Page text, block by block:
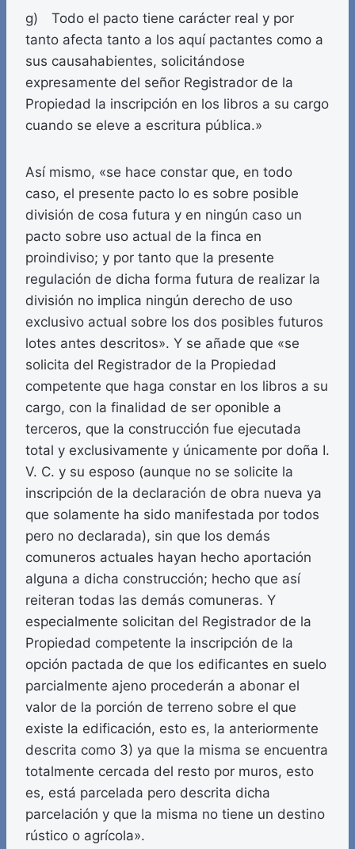
g) Todo el pacto tiene carácter real y por
tanto afecta tanto a los aquí pactantes como a
sus causahabientes, solicitándose
expresamente del señor Registrador de la
Propiedad la inscripción en los libros a su cargo
cuando se eleve a escritura pública.»
Así mismo, «se hace constar que, en todo
caso, el presente pacto lo es sobre posible
división de cosa futura y en ningún caso un
pacto sobre uso actual de la finca en
proindiviso; y por tanto que la presente
regulación de dicha forma futura de realizar la
división no implica ningún derecho de uso
exclusivo actual sobre los dos posibles futuros
lotes antes descritos». Y se añade que «se
solicita del Registrador de la Propiedad
competente que haga constar en los libros a su
cargo, con la finalidad de ser oponible a
terceros, que la construcción fue ejecutada
total y exclusivamente y únicamente por doña I.
V. C. y su esposo (aunque no se solicite la
inscripción de la declaración de obra nueva ya
que solamente ha sido manifestada por todos
pero no declarada), sin que los demás
comuneros actuales hayan hecho aportación
alguna a dicha construcción; hecho que así
reiteran todas las demás comuneras. Y
especialmente solicitan del Registrador de la
Propiedad competente la inscripción de la
opción pactada de que los edificantes en suelo
parcialmente ajeno procederán a abonar el
valor de la porción de terreno sobre el que
existe la edificación, esto es, la anteriormente
descrita como 3) ya que la misma se encuentra
totalmente cercada del resto por muros, esto
es, está parcelada pero descrita dicha
parcelación y que la misma no tiene un destino
rústico o agrícola».